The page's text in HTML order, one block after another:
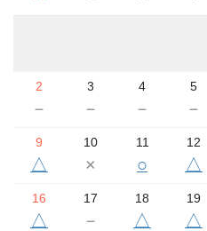
2
－
3
－
4
－
5
－
9
△
10
×
11
○
12
△
16
△
17
－
18
△
19
△